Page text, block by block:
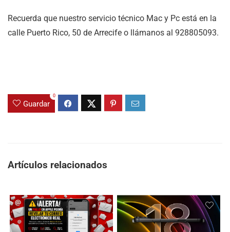
Recuerda que nuestro servicio técnico Mac y Pc está en la
calle Puerto Rico, 50 de Arrecife o llámanos al 928805093.
Guardar
0
Artículos relacionados